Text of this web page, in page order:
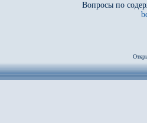
Вопросы по